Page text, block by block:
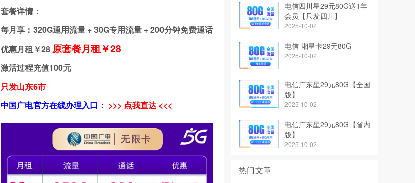
套餐详情：
每月享：320G通用流量 + 30G专用流量 + 200分钟免费通话
优惠月租￥28原套餐月租￥28
激活过程充值100元
只发山东6市
中国广电官方在线办理入口： >>> 点我直达 <<<
电信四川星29元80G送1年
会员【只发四川】
2025-10-02
电信-湘星卡29元80G
2025-10-02
电信广东星29元80G【全国
版】
2025-10-02
电信广东星29元80G【省内
版】
2025-10-02
热门文章